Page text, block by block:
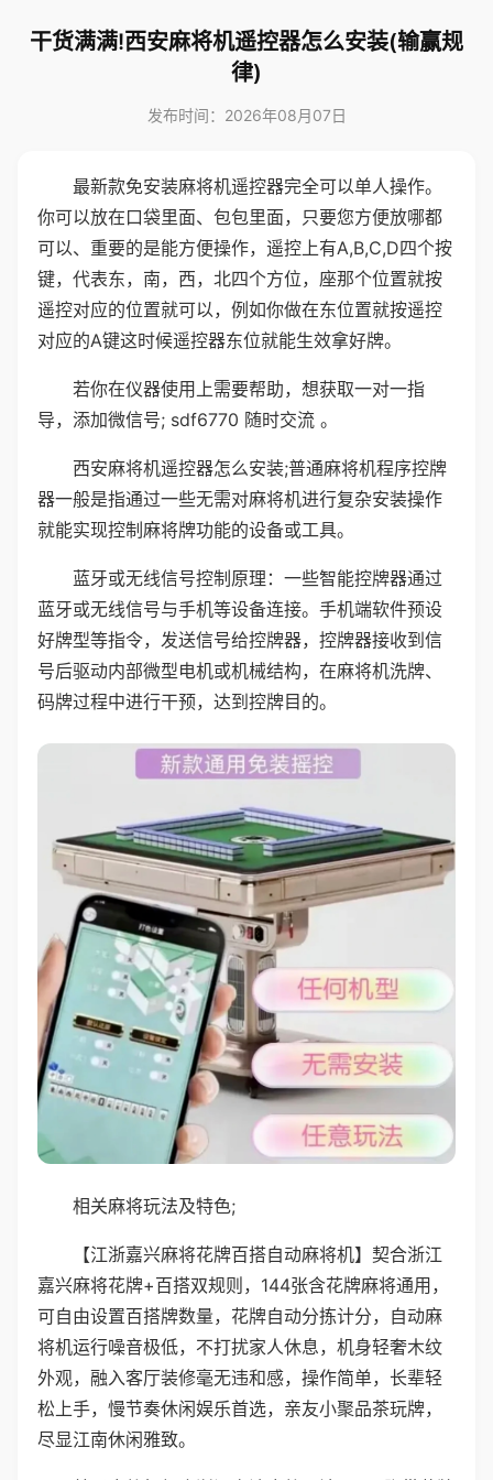
干货满满!西安麻将机遥控器怎么安装(输赢规
律)
发布时间：2026年08月07日
最新款免安装麻将机遥控器完全可以单人操作。
你可以放在口袋里面、包包里面，只要您方便放哪都
可以、重要的是能方便操作，遥控上有A,B,C,D四个按
键，代表东，南，西，北四个方位，座那个位置就按
遥控对应的位置就可以，例如你做在东位置就按遥控
对应的A键这时候遥控器东位就能生效拿好牌。
若你在仪器使用上需要帮助，想获取一对一指
导，添加微信号; sdf6770 随时交流 。
西安麻将机遥控器怎么安装;普通麻将机程序控牌
器一般是指通过一些无需对麻将机进行复杂安装操作
就能实现控制麻将牌功能的设备或工具。
蓝牙或无线信号控制原理：一些智能控牌器通过
蓝牙或无线信号与手机等设备连接。手机端软件预设
好牌型等指令，发送信号给控牌器，控牌器接收到信
号后驱动内部微型电机或机械结构，在麻将机洗牌、
码牌过程中进行干预，达到控牌目的。
相关麻将玩法及特色;
【江浙嘉兴麻将花牌百搭自动麻将机】契合浙江
嘉兴麻将花牌+百搭双规则，144张含花牌麻将通用，
可自由设置百搭牌数量，花牌自动分拣计分，自动麻
将机运行噪音极低，不打扰家人休息，机身轻奢木纹
外观，融入客厅装修毫无违和感，操作简单，长辈轻
松上手，慢节奏休闲娱乐首选，亲友小聚品茶玩牌，
尽显江南休闲雅致。